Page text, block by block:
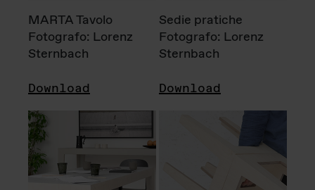
MARTA Tavolo
Fotografo: Lorenz
Sternbach
Download
Sedie pratiche
Fotografo: Lorenz
Sternbach
Download